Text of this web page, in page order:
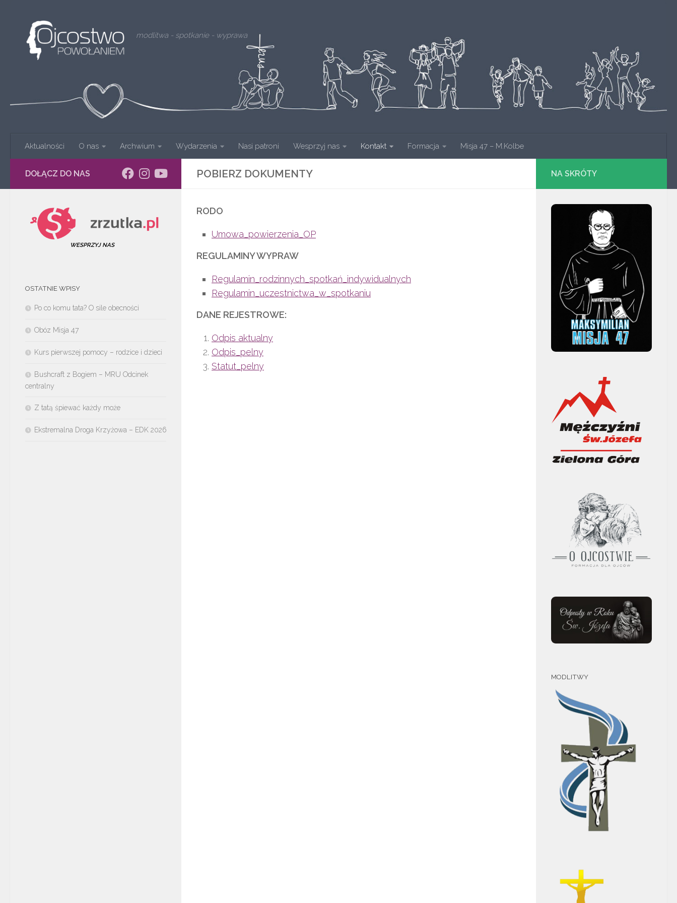
modlitwa - spotkanie - wyprawa
Aktualności O nas Archwium Wydarzenia Nasi patroni Wesprzyj nas Kontakt Formacja Misja 47 – M.Kolbe
POBIERZ DOKUMENTY
RODO
Umowa_powierzenia_OP
REGULAMINY WYPRAW
Regulamin_rodzinnych_spotkań_indywidualnych
Regulamin_uczestnictwa_w_spotkaniu
DANE REJESTROWE:
Odpis aktualny
Odpis_pelny
Statut_pelny
DOŁĄCZ DO NAS
WESPRZYJ NAS
OSTATNIE WPISY
Po co komu tata? O sile obecności
Obóz Misja 47
Kurs pierwszej pomocy – rodzice i dzieci
Bushcraft z Bogiem – MRU Odcinek
centralny
Z tatą śpiewać każdy może
Ekstremalna Droga Krzyżowa – EDK 2026
NA SKRÓTY
MODLITWY